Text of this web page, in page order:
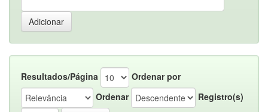
Resultados/Página
Ordenar por
Ordenar
Registro(s)